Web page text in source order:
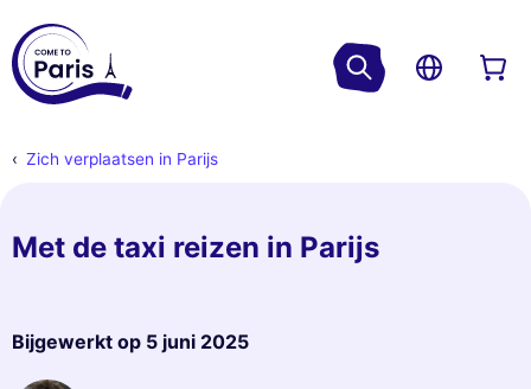
Zich verplaatsen in Parijs
Met de taxi reizen in Parijs
Bijgewerkt op 5 juni 2025